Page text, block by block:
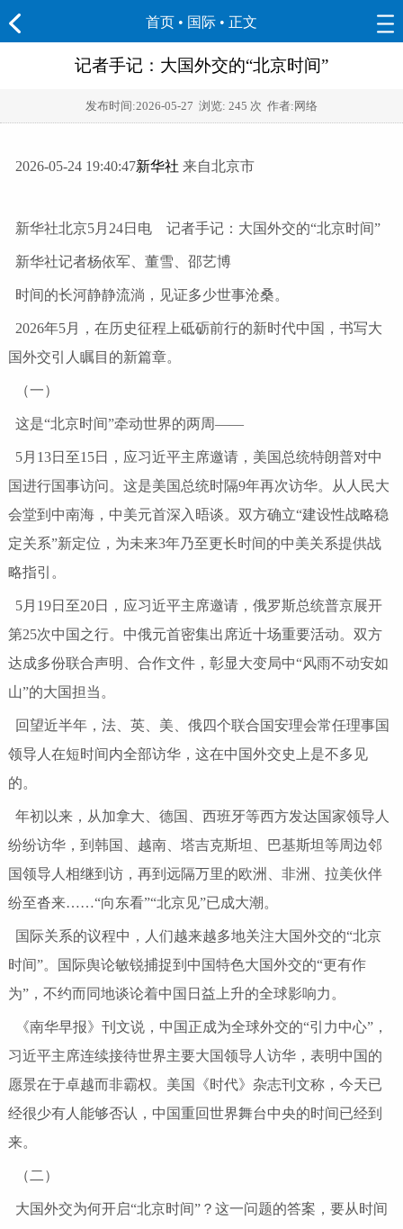
首页 • 国际 • 正文
记者手记：大国外交的“北京时间”
发布时间:2026-05-27 浏览: 245 次 作者:网络
2026-05-24 19:40:47新华社 来自北京市
新华社北京5月24日电 记者手记：大国外交的“北京时间”
新华社记者杨依军、董雪、邵艺博
时间的长河静静流淌，见证多少世事沧桑。
2026年5月，在历史征程上砥砺前行的新时代中国，书写大
国外交引人瞩目的新篇章。
（一）
这是“北京时间”牵动世界的两周——
5月13日至15日，应习近平主席邀请，美国总统特朗普对中
国进行国事访问。这是美国总统时隔9年再次访华。从人民大
会堂到中南海，中美元首深入晤谈。双方确立“建设性战略稳
定关系”新定位，为未来3年乃至更长时间的中美关系提供战
略指引。
5月19日至20日，应习近平主席邀请，俄罗斯总统普京展开
第25次中国之行。中俄元首密集出席近十场重要活动。双方
达成多份联合声明、合作文件，彰显大变局中“风雨不动安如
山”的大国担当。
回望近半年，法、英、美、俄四个联合国安理会常任理事国
领导人在短时间内全部访华，这在中国外交史上是不多见
的。
年初以来，从加拿大、德国、西班牙等西方发达国家领导人
纷纷访华，到韩国、越南、塔吉克斯坦、巴基斯坦等周边邻
国领导人相继到访，再到远隔万里的欧洲、非洲、拉美伙伴
纷至沓来……“向东看”“北京见”已成大潮。
国际关系的议程中，人们越来越多地关注大国外交的“北京
时间”。国际舆论敏锐捕捉到中国特色大国外交的“更有作
为”，不约而同地谈论着中国日益上升的全球影响力。
《南华早报》刊文说，中国正成为全球外交的“引力中心”，
习近平主席连续接待世界主要大国领导人访华，表明中国的
愿景在于卓越而非霸权。美国《时代》杂志刊文称，今天已
经很少有人能够否认，中国重回世界舞台中央的时间已经到
来。
（二）
大国外交为何开启“北京时间”？这一问题的答案，要从时间